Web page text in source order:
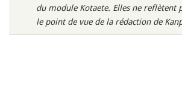
du module Kotaete. Elles ne reflètent
le point de vue de la rédaction de